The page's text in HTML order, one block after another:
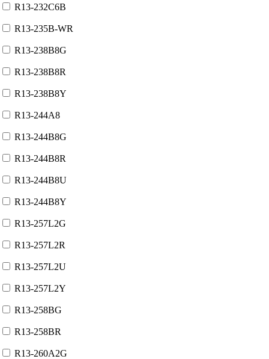
R13-232C6B
R13-235B-WR
R13-238B8G
R13-238B8R
R13-238B8Y
R13-244A8
R13-244B8G
R13-244B8R
R13-244B8U
R13-244B8Y
R13-257L2G
R13-257L2R
R13-257L2U
R13-257L2Y
R13-258BG
R13-258BR
R13-260A2G